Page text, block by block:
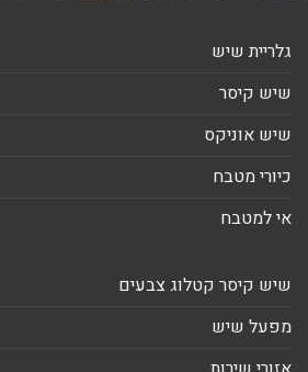
גלריית שיש
שיש קיסר
שיש אוניקס
כיורי מטבח
אי למטבח
שיש קיסר קטלוג צבעים
מפעל שיש